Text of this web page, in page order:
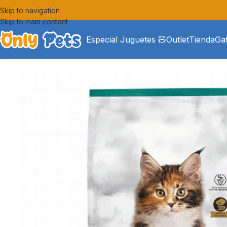
Skip to navigation
Skip to main content
Especial Juguetes 🧸OutletTienda